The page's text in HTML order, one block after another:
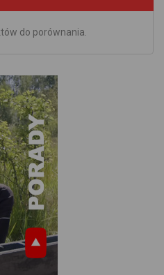
do porównania.